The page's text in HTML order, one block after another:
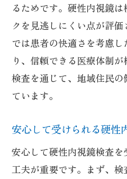
るためです。硬性内視鏡
クを見逃しにくい点が評
では患者の快適さを考慮
り、信頼できる医療体制
検査を通じて、地域住民
ています。
安心して受けられる硬性
安心して硬性内視鏡検査
工夫が重要です。まず、